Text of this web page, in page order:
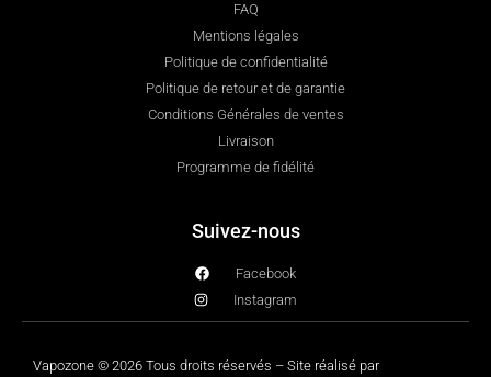
FAQ
Mentions légales
Politique de confidentialité
Politique de retour et de garantie
Conditions Générales de ventes
Livraison
Programme de fidélité
Suivez-nous
Facebook
Instagram
Vapozone © 2026 Tous droits réservés – Site réalisé par